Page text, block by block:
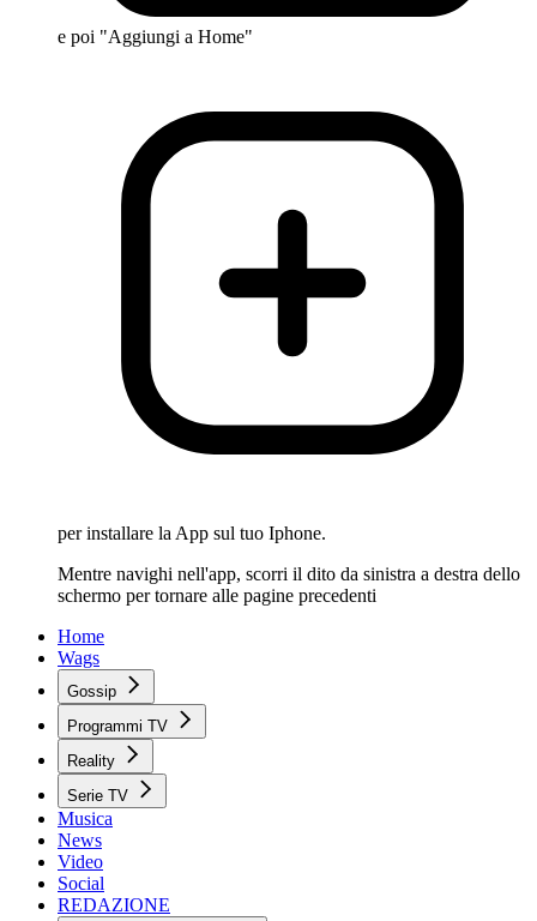
e poi "Aggiungi a Home"
per installare la App sul tuo Iphone.
Mentre navighi nell'app, scorri il dito da sinistra a destra dello
schermo per tornare alle pagine precedenti
Home
Wags
Gossip
Programmi TV
Reality
Serie TV
Musica
News
Video
Social
REDAZIONE